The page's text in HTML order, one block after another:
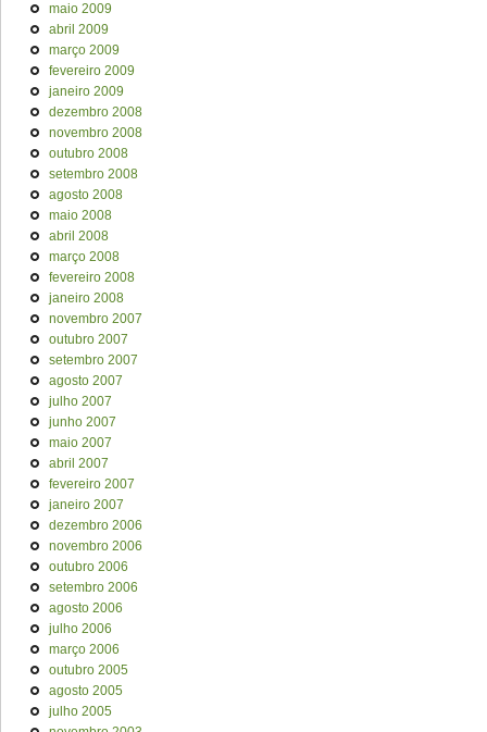
maio 2009
abril 2009
março 2009
fevereiro 2009
janeiro 2009
dezembro 2008
novembro 2008
outubro 2008
setembro 2008
agosto 2008
maio 2008
abril 2008
março 2008
fevereiro 2008
janeiro 2008
novembro 2007
outubro 2007
setembro 2007
agosto 2007
julho 2007
junho 2007
maio 2007
abril 2007
fevereiro 2007
janeiro 2007
dezembro 2006
novembro 2006
outubro 2006
setembro 2006
agosto 2006
julho 2006
março 2006
outubro 2005
agosto 2005
julho 2005